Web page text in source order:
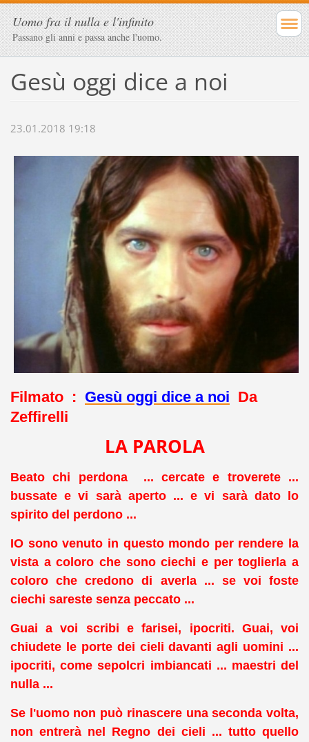
Uomo fra il nulla e l'infinito
Passano gli anni e passa anche l'uomo.
Gesù oggi dice a noi
23.01.2018 19:18
Filmato : Gesù oggi dice a noi Da
Zeffirelli
LA PAROLA
Beato chi perdona ... cercate e troverete ...
bussate e vi sarà aperto ... e vi sarà dato lo
spirito del perdono ...
IO sono venuto in questo mondo per rendere la
vista a coloro che sono ciechi e per toglierla a
coloro che credono di averla ... se voi foste
ciechi sareste senza peccato ...
Guai a voi scribi e farisei, ipocriti. Guai, voi
chiudete le porte dei cieli davanti agli uomini ...
ipocriti, come sepolcri imbiancati ... maestri del
nulla ...
Se l'uomo non può rinascere una seconda volta,
non entrerà nel Regno dei cieli ... tutto quello